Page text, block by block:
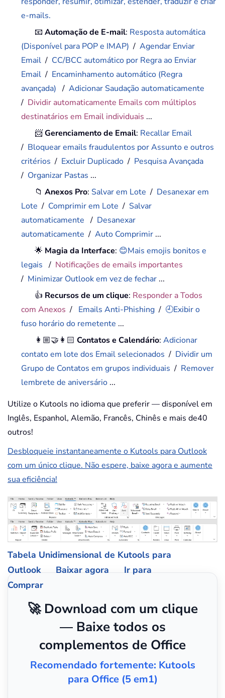
e-mails.
📧Automação de E-mail: Resposta automática
(Disponível para POP e IMAP) /Agendar Enviar
Email / CC/BCC automático por Regra ao Enviar
Email / Encaminhamento automático (Regra
avançada) /Adicionar Saudação automaticamente
/ Dividir automaticamente Emails com múltiplos
destinatários em Email individuais ...
📨Gerenciamento de Email: Recallar Email
/ Bloquear emails fraudulentos por Assunto e outros
critérios / Excluir Duplicado / Pesquisa Avançada
/ Organizar Pastas ...
📁Anexos Pro: Salvar em Lote / Desanexar em
Lote / Comprimir em Lote / Salvar
automaticamente / Desanexar
automaticamente /Auto Comprimir ...
🌟 Magia da Interface: 😊Mais emojis bonitos e
legais / Notificações de emails importantes
/ Minimizar Outlook em vez de fechar ...
👍 Recursos de um clique: Responder a Todos
com Anexos / Emails Anti-Phishing / 🕘Exibir o
fuso horário do remetente ...
👩🏼‍🤝‍👩🏻Contatos e Calendário:Adicionar
contato em lote dos Email selecionados / Dividir um
Grupo de Contatos em grupos individuais / Remover
lembrete de aniversário ...
Utilize o Kutools no idioma que preferir — disponível em
Inglês, Espanhol, Alemão, Francês, Chinês e mais de40
outros!
Desbloqueie instantaneamente o Kutools para Outlook
com um único clique. Não espere, baixe agora e aumente
sua eficiência!
Tabela Unidimensional de Kutools para
Outlook
Baixar agora
Ir para
Comprar
🚀 Download com um clique
— Baixe todos os
complementos de Office
Recomendado fortemente: Kutools
para Office (5 em1)